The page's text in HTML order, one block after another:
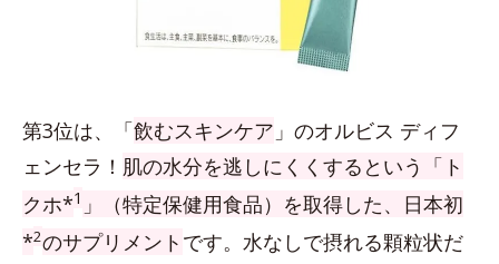
第3位は、「飲むスキンケア 」のオルビス ディフ
ェンセラ！ 肌の水分を逃しにくくするという「ト
クホ*1 」（特定保健用食品）を取得した、日本初
*2のサプリメント です。水なしで摂れる顆粒状だ